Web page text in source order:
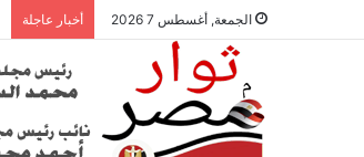
الجمعة, أغسطس 7 2026 أخبار عاجلة